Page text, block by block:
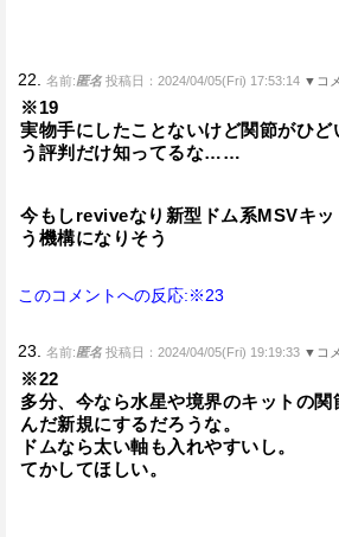
22. 名前:匿名 投稿日：2024/04/05(Fri) 17:53:14 ▼コ
※19
実物手にしたことないけど関節がひ
う評判だけ知ってるな……
今もしreviveなり新型ドム系MSVキ
う機構になりそう
このコメントへの反応:※23
23. 名前:匿名 投稿日：2024/04/05(Fri) 19:19:33 ▼コ
※22
多分、今なら水星や境界のキットの
んだ新規にするだろうな。
ドムなら太い軸も入れやすいし。
てかしてほしい。